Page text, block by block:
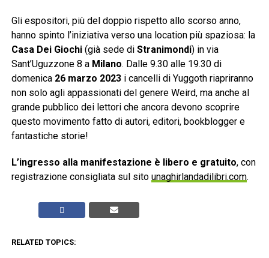
Gli espositori, più del doppio rispetto allo scorso anno,
hanno spinto l’iniziativa verso una location più spaziosa: la
Casa Dei Giochi (già sede di Stranimondi) in via
Sant’Uguzzone 8 a Milano. Dalle 9.30 alle 19.30 di
domenica 26 marzo 2023i cancelli di Yuggoth riapriranno
non solo agli appassionati del genere Weird, ma anche al
grande pubblico dei lettori che ancora devono scoprire
questo movimento fatto di autori, editori, bookblogger e
fantastiche storie!
L’ingresso alla manifestazione è libero e gratuito, con
registrazione consigliata sul sito unaghirlandadilibri.com.
RELATED TOPICS: